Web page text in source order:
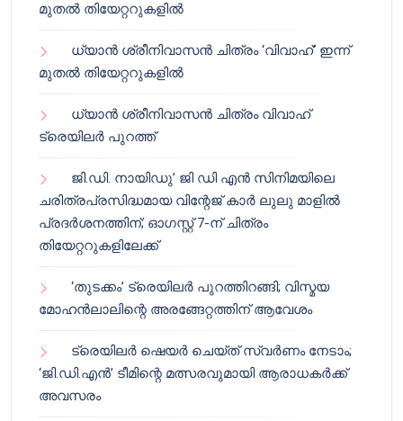
മുതൽ തിയേറ്ററുകളിൽ
ധ്യാൻ ശ്രീനിവാസൻ ചിത്രം ‘വിവാഹ്’ ഇന്ന്
മുതൽ തിയേറ്ററുകളിൽ
ധ്യാൻ ശ്രീനിവാസൻ ചിത്രം വിവാഹ്
ട്രെയിലർ പുറത്ത്
ജി.ഡി. നായിഡു’ ജി ഡി എൻ സിനിമയിലെ
ചരിത്രപ്രസിദ്ധമായ വിന്റേജ് കാർ ലുലു മാളിൽ
പ്രദർശനത്തിന്; ഓഗസ്റ്റ് 7-ന് ചിത്രം
തിയേറ്ററുകളിലേക്ക്
‘തുടക്കം’ ട്രെയിലർ പുറത്തിറങ്ങി; വിസ്മയ
മോഹൻലാലിന്റെ അരങ്ങേറ്റത്തിന് ആവേശം
ട്രെയിലർ ഷെയർ ചെയ്‌ത് സ്വർണം നേടാം;
‘ജി.ഡി.എൻ’ ടീമിന്റെ മത്സരവുമായി ആരാധകർക്ക്
അവസരം